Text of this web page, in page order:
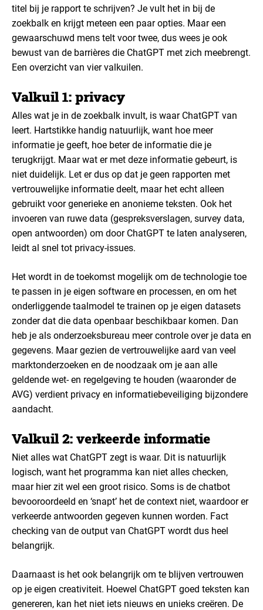
titel bij je rapport te schrijven? Je vult het in bij de
zoekbalk en krijgt meteen een paar opties. Maar een
gewaarschuwd mens telt voor twee, dus wees je ook
bewust van de barrières die ChatGPT met zich meebrengt.
Een overzicht van vier valkuilen.
Valkuil 1: privacy
Alles wat je in de zoekbalk invult, is waar ChatGPT van
leert. Hartstikke handig natuurlijk, want hoe meer
informatie je geeft, hoe beter de informatie die je
terugkrijgt. Maar wat er met deze informatie gebeurt, is
niet duidelijk. Let er dus op dat je geen rapporten met
vertrouwelijke informatie deelt, maar het echt alleen
gebruikt voor generieke en anonieme teksten. Ook het
invoeren van ruwe data (gespreksverslagen, survey data,
open antwoorden) om door ChatGPT te laten analyseren,
leidt al snel tot privacy-issues.
Het wordt in de toekomst mogelijk om de technologie toe
te passen in je eigen software en processen, en om het
onderliggende taalmodel te trainen op je eigen datasets
zonder dat die data openbaar beschikbaar komen. Dan
heb je als onderzoeksbureau meer controle over je data en
gegevens. Maar gezien de vertrouwelijke aard van veel
marktonderzoeken en de noodzaak om je aan alle
geldende wet- en regelgeving te houden (waaronder de
AVG) verdient privacy en informatiebeveiliging bijzondere
aandacht.
Valkuil 2: verkeerde informatie
Niet alles wat ChatGPT zegt is waar. Dit is natuurlijk
logisch, want het programma kan niet alles checken,
maar hier zit wel een groot risico. Soms is de chatbot
bevooroordeeld en ‘snapt’ het de context niet, waardoor er
verkeerde antwoorden gegeven kunnen worden. Fact
checking van de output van ChatGPT wordt dus heel
belangrijk.
Daarnaast is het ook belangrijk om te blijven vertrouwen
op je eigen creativiteit. Hoewel ChatGPT goed teksten kan
genereren, kan het niet iets nieuws en unieks creëren. De